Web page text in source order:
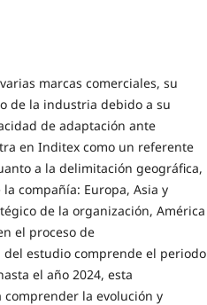
marcas comerciales, su
de la industria debido a su
de adaptación ante
en Inditex como un referente
a la delimitación geográfica,
compañía: Europa, Asia y
de la organización, América
el proceso de
estudio comprende el periodo
el año 2024, esta
la evolución y